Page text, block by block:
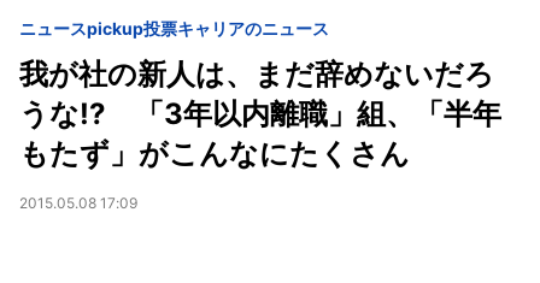
ニュースpickup投票キャリアのニュース
我が社の新人は、まだ辞めないだろ
うな!? 「3年以内離職」組、「半年
もたず」がこんなにたくさん
2015.05.08 17:09